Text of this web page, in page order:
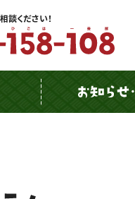
談ください！